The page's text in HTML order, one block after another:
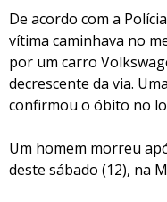
De acordo com a
vítima caminhava no
por um carro
decrescente da via.
confirmou o óbito no
Um homem morreu
deste sábado (12), na